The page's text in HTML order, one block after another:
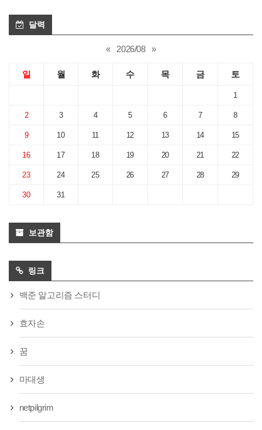
달력
« 2026/08 »
일 월 화 수 목 금 토
1
2 3 4 5 6 7 8
9 10 11 12 13 14 15
16 17 18 19 20 21 22
23 24 25 26 27 28 29
30 31
보관함
링크
백준 알고리즘 스터디
효자손
꿈
마대생
netpilgrim